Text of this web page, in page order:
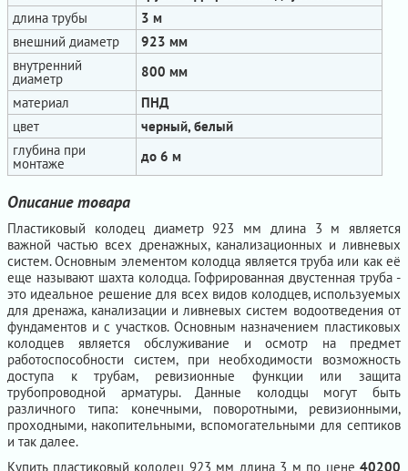
длина трубы
3 м
внешний диаметр
923 мм
внутренний
диаметр
800 мм
материал
ПНД
цвет
черный, белый
глубина при
монтаже до 6 м
Описание товара
Пластиковый колодец диаметр 923 мм длина 3 м является
важной частью всех дренажных, канализационных и ливневых
систем. Основным элементом колодца является труба или как её
еще называют шахта колодца. Гофрированная двустенная труба -
это идеальное решение для всех видов колодцев, используемых
для дренажа, канализации и ливневых систем водоотведения от
фундаментов и с участков. Основным назначением пластиковых
колодцев является обслуживание и осмотр на предмет
работоспособности систем, при необходимости возможность
доступа к трубам, ревизионные функции или защита
трубопроводной арматуры. Данные колодцы могут быть
различного типа: конечными, поворотными, ревизионными,
проходными, накопительными, вспомогательными для септиков
и так далее.
Купить пластиковый колодец 923 мм длина 3 м по цене 40200